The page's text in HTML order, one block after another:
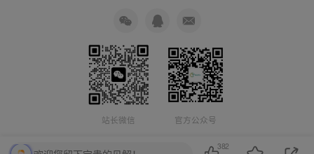
站长微信 官方公众号
382